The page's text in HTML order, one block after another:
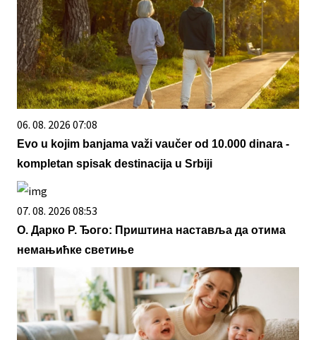
06. 08. 2026 07:08
Evo u kojim banjama važi vaučer od 10.000 dinara -
kompletan spisak destinacija u Srbiji
07. 08. 2026 08:53
О. Дарко Р. Ђого: Приштина наставља да отима
немањићке светиње